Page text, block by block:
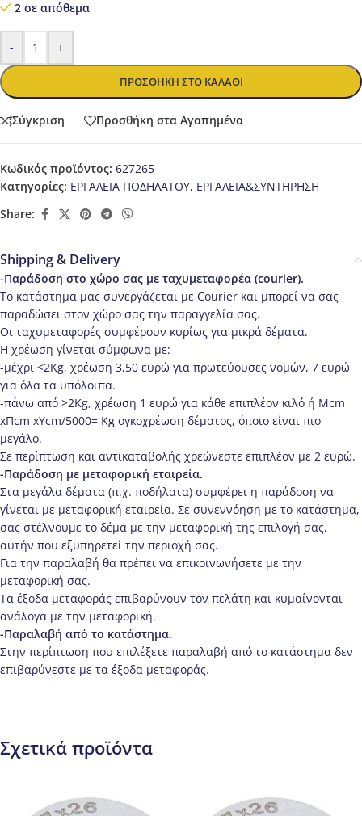
2 σε απόθεμα
- +
ΠΡΟΣΘΉΚΗ ΣΤΟ ΚΑΛΆΘΙ
Σύγκριση Προσθήκη στα Αγαπημένα
Κωδικός προϊόντος: 627265
Κατηγορίες: ΕΡΓΑΛΕΙΑ ΠΟΔΗΛΑΤΟΥ, ΕΡΓΑΛΕΙΑ&ΣΥΝΤΗΡΗΣΗ
Share:
Shipping & Delivery
-Παράδοση στο χώρο σας με ταχυμεταφορέα (courier).
Το κατάστημα μας συνεργάζεται με Courier και μπορεί να σας
παραδώσει στον χώρο σας την παραγγελία σας.
Οι ταχυμεταφορές συμφέρουν κυρίως για μικρά δέματα.
Η χρέωση γίνεται σύμφωνα με:
-μέχρι <2Kg, χρέωση 3,50 ευρώ για πρωτεύουσες νομών, 7 ευρώ
για όλα τα υπόλοιπα.
-πάνω από >2Κg, χρέωση 1 ευρώ για κάθε επιπλέον κιλό ή Μcm
xΠcm xΥcm/5000= Kg ογκοχρέωση δέματος, όποιο είναι πιο
μεγάλο.
Σε περίπτωση και αντικαταβολής χρεώνεστε επιπλέον με 2 ευρώ.
-Παράδοση με μεταφορική εταιρεία.
Στα μεγάλα δέματα (π.χ. ποδήλατα) συμφέρει η παράδοση να
γίνεται με μεταφορική εταιρεία. Σε συνεννόηση με το κατάστημα,
σας στέλνουμε το δέμα με την μεταφορική της επιλογή σας,
αυτήν που εξυπηρετεί την περιοχή σας.
Για την παραλαβή θα πρέπει να επικοινωνήσετε με την
μεταφορική σας.
Τα έξοδα μεταφοράς επιβαρύνουν τον πελάτη και κυμαίνονται
ανάλογα με την μεταφορική.
-Παραλαβή από το κατάστημα.
Στην περίπτωση που επιλέξετε παραλαβή από το κατάστημα δεν
επιβαρύνεστε με τα έξοδα μεταφοράς.
Σχετικά προϊόντα